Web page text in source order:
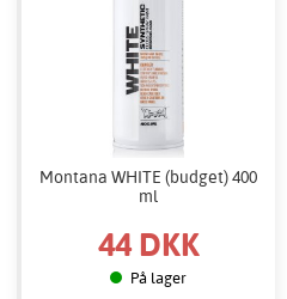
Montana WHITE (budget) 400
ml
44 DKK
På lager